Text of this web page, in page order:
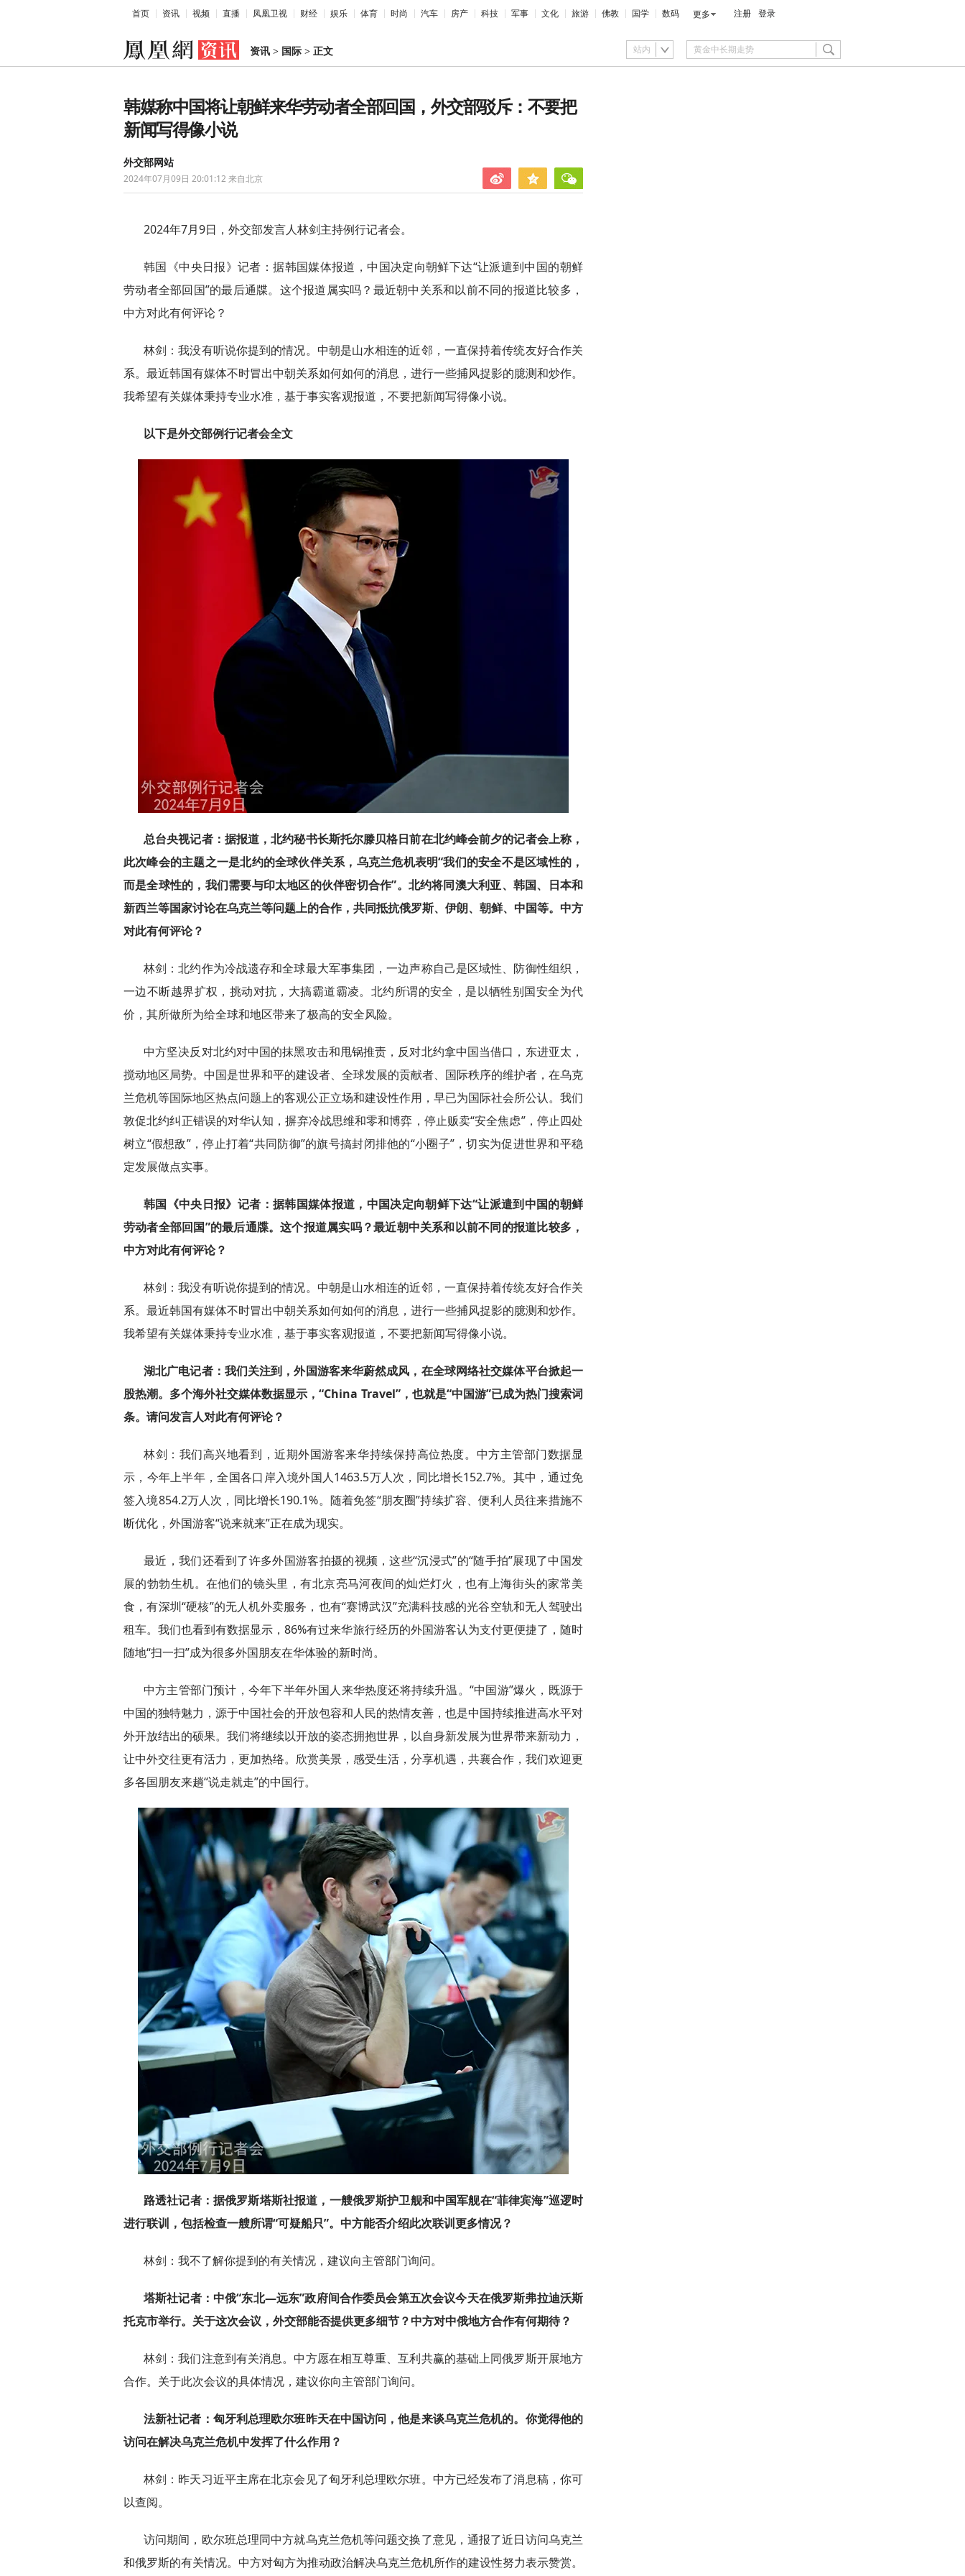
首页 资讯 视频 直播 凤凰卫视 财经 娱乐 体育 时尚 汽车 房产 科技 军事 文化 旅游 佛教 国学 数码 更多 注册 登录
资讯 > 国际 > 正文 站内
韩媒称中国将让朝鲜来华劳动者全部回国，外交部驳斥：不要把
新闻写得像小说
外交部网站
2024年07月09日 20:01:12 来自北京
2024年7月9日，外交部发言人林剑主持例行记者会。
韩国《中央日报》记者：据韩国媒体报道，中国决定向朝鲜下达“让派遣到中国的朝鲜
劳动者全部回国”的最后通牒。这个报道属实吗？最近朝中关系和以前不同的报道比较多，
中方对此有何评论？
林剑：我没有听说你提到的情况。中朝是山水相连的近邻，一直保持着传统友好合作关
系。最近韩国有媒体不时冒出中朝关系如何如何的消息，进行一些捕风捉影的臆测和炒作。
我希望有关媒体秉持专业水准，基于事实客观报道，不要把新闻写得像小说。
以下是外交部例行记者会全文
总台央视记者：据报道，北约秘书长斯托尔滕贝格日前在北约峰会前夕的记者会上称，
此次峰会的主题之一是北约的全球伙伴关系，乌克兰危机表明“我们的安全不是区域性的，
而是全球性的，我们需要与印太地区的伙伴密切合作”。北约将同澳大利亚、韩国、日本和
新西兰等国家讨论在乌克兰等问题上的合作，共同抵抗俄罗斯、伊朗、朝鲜、中国等。中方
对此有何评论？
林剑：北约作为冷战遗存和全球最大军事集团，一边声称自己是区域性、防御性组织，
一边不断越界扩权，挑动对抗，大搞霸道霸凌。北约所谓的安全，是以牺牲别国安全为代
价，其所做所为给全球和地区带来了极高的安全风险。
中方坚决反对北约对中国的抹黑攻击和甩锅推责，反对北约拿中国当借口，东进亚太，
搅动地区局势。中国是世界和平的建设者、全球发展的贡献者、国际秩序的维护者，在乌克
兰危机等国际地区热点问题上的客观公正立场和建设性作用，早已为国际社会所公认。我们
敦促北约纠正错误的对华认知，摒弃冷战思维和零和博弈，停止贩卖“安全焦虑”，停止四处
树立“假想敌”，停止打着“共同防御”的旗号搞封闭排他的“小圈子”，切实为促进世界和平稳
定发展做点实事。
韩国《中央日报》记者：据韩国媒体报道，中国决定向朝鲜下达“让派遣到中国的朝鲜
劳动者全部回国”的最后通牒。这个报道属实吗？最近朝中关系和以前不同的报道比较多，
中方对此有何评论？
林剑：我没有听说你提到的情况。中朝是山水相连的近邻，一直保持着传统友好合作关
系。最近韩国有媒体不时冒出中朝关系如何如何的消息，进行一些捕风捉影的臆测和炒作。
我希望有关媒体秉持专业水准，基于事实客观报道，不要把新闻写得像小说。
湖北广电记者：我们关注到，外国游客来华蔚然成风，在全球网络社交媒体平台掀起一
股热潮。多个海外社交媒体数据显示，“China Travel”，也就是“中国游”已成为热门搜索词
条。请问发言人对此有何评论？
林剑：我们高兴地看到，近期外国游客来华持续保持高位热度。中方主管部门数据显
示，今年上半年，全国各口岸入境外国人1463.5万人次，同比增长152.7%。其中，通过免
签入境854.2万人次，同比增长190.1%。随着免签“朋友圈”持续扩容、便利人员往来措施不
断优化，外国游客“说来就来”正在成为现实。
最近，我们还看到了许多外国游客拍摄的视频，这些“沉浸式”的“随手拍”展现了中国发
展的勃勃生机。在他们的镜头里，有北京亮马河夜间的灿烂灯火，也有上海街头的家常美
食，有深圳“硬核”的无人机外卖服务，也有“赛博武汉”充满科技感的光谷空轨和无人驾驶出
租车。我们也看到有数据显示，86%有过来华旅行经历的外国游客认为支付更便捷了，随时
随地“扫一扫”成为很多外国朋友在华体验的新时尚。
中方主管部门预计，今年下半年外国人来华热度还将持续升温。“中国游”爆火，既源于
中国的独特魅力，源于中国社会的开放包容和人民的热情友善，也是中国持续推进高水平对
外开放结出的硕果。我们将继续以开放的姿态拥抱世界，以自身新发展为世界带来新动力，
让中外交往更有活力，更加热络。欣赏美景，感受生活，分享机遇，共襄合作，我们欢迎更
多各国朋友来趟“说走就走”的中国行。
路透社记者：据俄罗斯塔斯社报道，一艘俄罗斯护卫舰和中国军舰在“菲律宾海”巡逻时
进行联训，包括检查一艘所谓“可疑船只”。中方能否介绍此次联训更多情况？
林剑：我不了解你提到的有关情况，建议向主管部门询问。
塔斯社记者：中俄“东北—远东”政府间合作委员会第五次会议今天在俄罗斯弗拉迪沃斯
托克市举行。关于这次会议，外交部能否提供更多细节？中方对中俄地方合作有何期待？
林剑：我们注意到有关消息。中方愿在相互尊重、互利共赢的基础上同俄罗斯开展地方
合作。关于此次会议的具体情况，建议你向主管部门询问。
法新社记者：匈牙利总理欧尔班昨天在中国访问，他是来谈乌克兰危机的。你觉得他的
访问在解决乌克兰危机中发挥了什么作用？
林剑：昨天习近平主席在北京会见了匈牙利总理欧尔班。中方已经发布了消息稿，你可
以查阅。
访问期间，欧尔班总理同中方就乌克兰危机等问题交换了意见，通报了近日访问乌克兰
和俄罗斯的有关情况。中方对匈方为推动政治解决乌克兰危机所作的建设性努力表示赞赏。